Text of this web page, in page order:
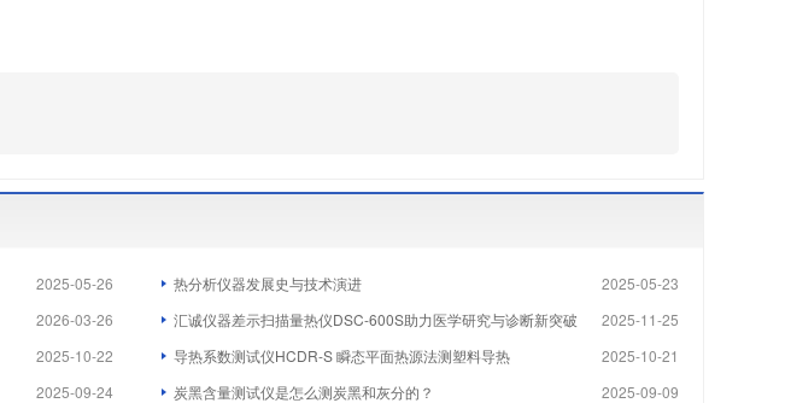
2025-05-26 2025-05-23
热分析仪器发展史与技术演进
2026-03-26
2025-11-25
汇诚仪器差示扫描量热仪DSC-600S助力医学研究与诊断新突破
2025-10-22
2025-10-21
导热系数测试仪HCDR-S 瞬态平面热源法测塑料导热
2025-09-24
2025-09-09
炭黑含量测试仪是怎么测炭黑和灰分的？